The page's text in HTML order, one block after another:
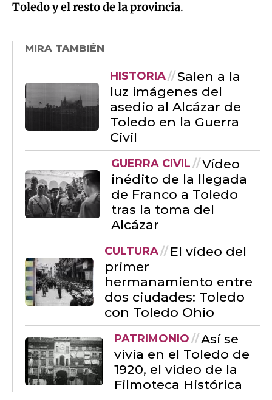
Toledo y el resto de la provincia.
MIRA TAMBIÉN
HISTORIA
Salen a la
luz imágenes del
asedio al Alcázar de
Toledo en la Guerra
Civil
GUERRA CIVIL
Vídeo
inédito de la llegada
de Franco a Toledo
tras la toma del
Alcázar
CULTURA
El vídeo del
primer
hermanamiento entre
dos ciudades: Toledo
con Toledo Ohio
PATRIMONIO
Así se
vivía en el Toledo de
1920, el vídeo de la
Filmoteca Histórica